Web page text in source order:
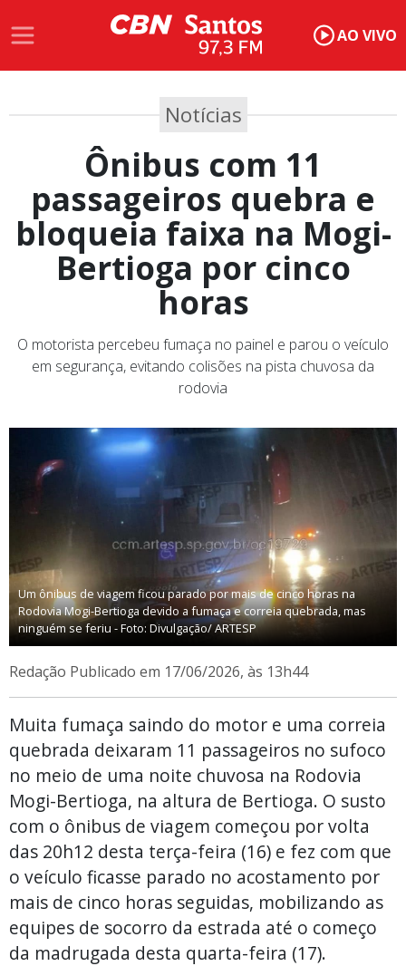
AO VIVO
Notícias
Ônibus com 11
passageiros quebra e
bloqueia faixa na Mogi-
Bertioga por cinco
horas
O motorista percebeu fumaça no painel e parou o veículo
em segurança, evitando colisões na pista chuvosa da
rodovia
Um ônibus de viagem ficou parado por mais de cinco horas na
Rodovia Mogi-Bertioga devido a fumaça e correia quebrada, mas
ninguém se feriu - Foto: Divulgação/ ARTESP
Redação Publicado em 17/06/2026, às 13h44
Muita fumaça saindo do motor e uma correia
quebrada deixaram 11 passageiros no sufoco
no meio de uma noite chuvosa na Rodovia
Mogi-Bertioga, na altura de Bertioga. O susto
com o ônibus de viagem começou por volta
das 20h12 desta terça-feira (16) e fez com que
o veículo ficasse parado no acostamento por
mais de cinco horas seguidas, mobilizando as
equipes de socorro da estrada até o começo
da madrugada desta quarta-feira (17).